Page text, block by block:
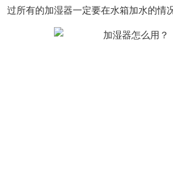
过所有的加湿器一定要在水箱加水的情